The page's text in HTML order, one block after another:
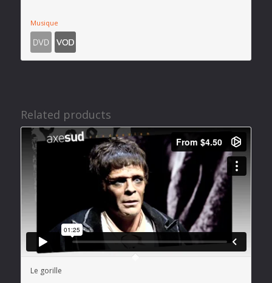
Musique
Related products
Le gorille